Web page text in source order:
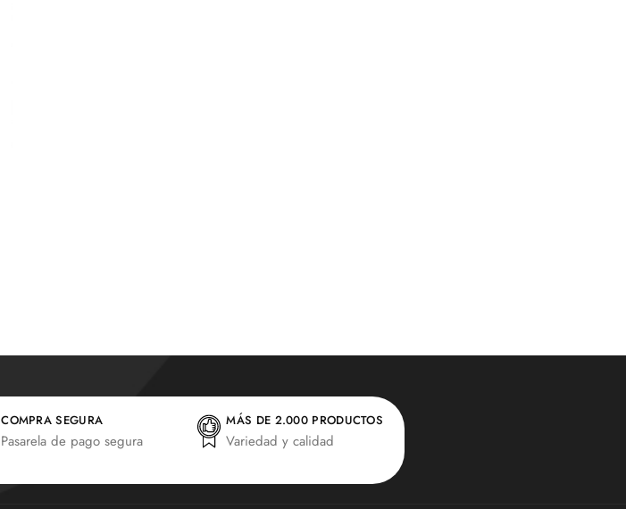
COMPRA SEGURA
Pasarela de pago segura
MÁS DE 2.000 PRODUCTOS
Variedad y calidad